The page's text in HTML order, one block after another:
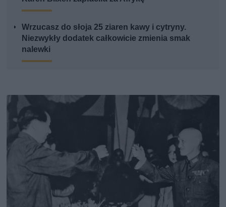
Wrzucasz do słoja 25 ziaren kawy i cytryny.
Niezwykły dodatek całkowicie zmienia smak
nalewki